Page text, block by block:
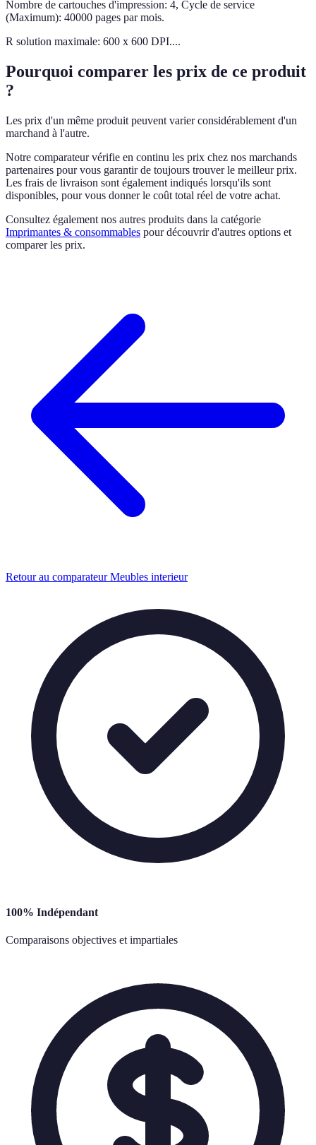
Nombre de cartouches d'impression: 4, Cycle de service
(Maximum): 40000 pages par mois.
R solution maximale: 600 x 600 DPI....
Pourquoi comparer les prix de ce produit
?
Les prix d'un même produit peuvent varier considérablement d'un
marchand à l'autre.
Notre comparateur vérifie en continu les prix chez nos marchands
partenaires pour vous garantir de toujours trouver le meilleur prix.
Les frais de livraison sont également indiqués lorsqu'ils sont
disponibles, pour vous donner le coût total réel de votre achat.
Consultez également nos autres produits dans la catégorie
Imprimantes & consommables pour découvrir d'autres options et
comparer les prix.
Retour au comparateur Meubles interieur
100% Indépendant
Comparaisons objectives et impartiales